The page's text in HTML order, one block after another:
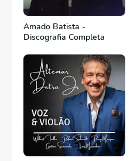
Amado Batista -
Discografia Completa